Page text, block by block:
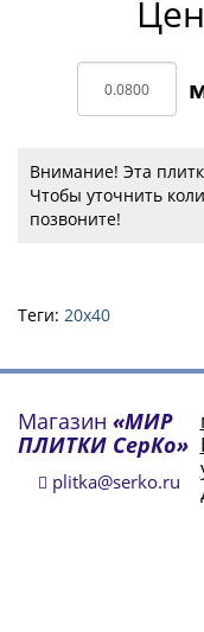
Внимание! Эта
Чтобы уточнить
позвоните!
Теги: 20х40
Магазин «МИР
ПЛИТКИ СерКо»
plitka@serko.ru